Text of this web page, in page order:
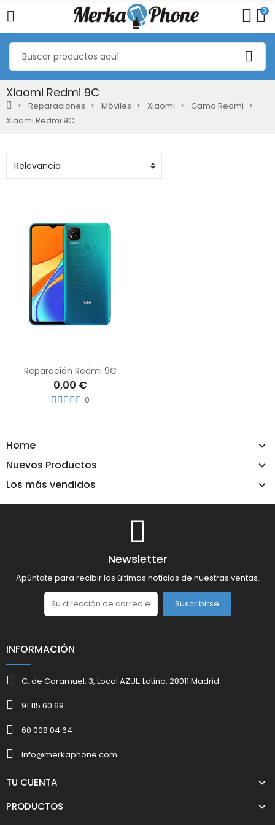
0
Xiaomi Redmi 9C
Reparaciones Móviles Xiaomi
Gama Redmi
Xiaomi Redmi 9C
Home
Nuevos Productos
Los más vendidos
Reparación Redmi 9C
0,00 €
0
Newsletter
Apúntate para recibir las últimas noticias de nuestras ventas.
Suscribirse
INFORMACIÓN
C. de Caramuel, 3, Local AZUL, Latina, 28011 Madrid
91 115 60 69
60 008 04 64
info@merkaphone.com
TU CUENTA
PRODUCTOS